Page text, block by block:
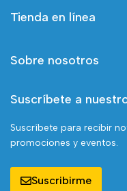
Tienda en línea
Sobre nosotros
Suscríbete a
Suscríbete para recibir
promociones y eventos.
Suscribirme